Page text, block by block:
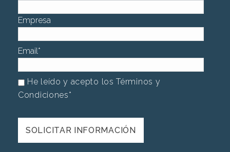
Empresa
Email*
He leído y acepto los Términos y
Condiciones*